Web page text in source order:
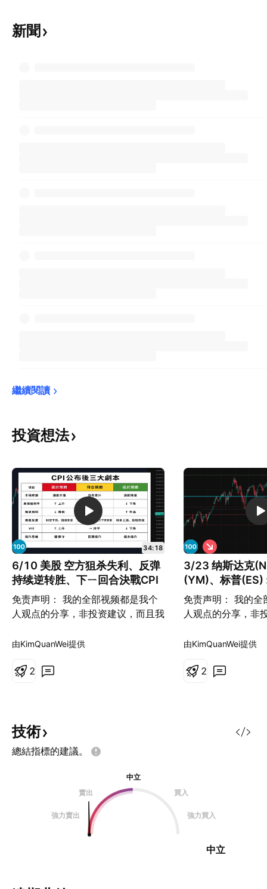
新聞
繼續閱讀
投資想法
6/10 美股 空方狙杀失利、反弹
持续逆转胜、下ㄧ回合決戰CPI
免责声明： 我的全部视频都是我个
人观点的分享，非投资建议，而且我
做决定前一定要独立思考、仔细评
责。投资有风险，投资需谨慎。
34:18
由KimQuanWei提供
2
3/23 纳斯达克
(YM)、标普(ES)
单
免责声明： 我的全
人观点的分享，非
做决定前一定要独
责。投资有风险，
看
空
由KimQuanWei提供
2
技術
總結指標的建議。
中立
賣出
買入
強力賣出 強力買入
中立